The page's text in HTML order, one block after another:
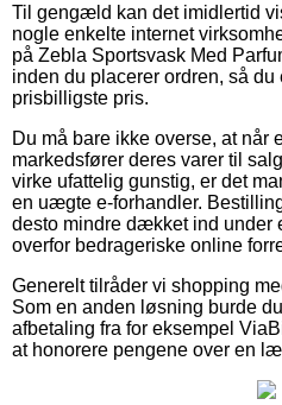
Til gengæld kan det imidlertid
nogle enkelte internet
på Zebla Sportsvask Med
inden du placerer ordren, så
prisbilligste pris.
Du må bare ikke overse, at når
markedsfører deres varer til
virke ufattelig gunstig, er det
en uægte e-forhandler.
desto mindre dækket ind under
overfor bedrageriske online
Generelt tilråder vi shopping
Som en anden løsning burde
afbetaling fra for eksempel
at honorere pengene over en